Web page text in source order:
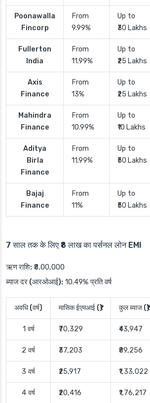
Poonawalla
Fincorp
From
9.99%
Up to
₹30 Lakhs
Fullerton
India
From
11.99%
Up to
₹25 Lakhs
Axis
Finance
From
13%
Up to
₹25 Lakhs
Mahindra
Finance
From
10.99%
Up to
₹10 Lakhs
Aditya
Birla
Finance
From
11.99%
Up to
₹50 Lakhs
Bajaj
Finance
From
11%
Up to
₹50 Lakhs
7 साल तक के लिए ₹8 लाख का पर्सनल लोन EMI
ऋण राशि: ₹8,00,000
ब्याज दर (आरओआई): 10.49% प्रति वर्ष
अवधि (वर्ष) मासिक ईएमआई (₹) कुल ब्याज (₹)
1 वर्ष ₹70,329 ₹43,947
2 वर्ष ₹37,203 ₹89,256
3 वर्ष ₹25,917 ₹1,33,022
4 वर्ष ₹20,416 ₹1,76,217